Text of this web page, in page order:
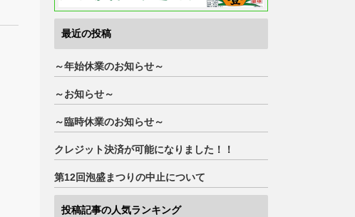
最近の投稿
～年始休業のお知らせ～
～お知らせ～
～臨時休業のお知らせ～
クレジット決済が可能になりました！！
第12回泡盛まつりの中止について
投稿記事の人気ランキング